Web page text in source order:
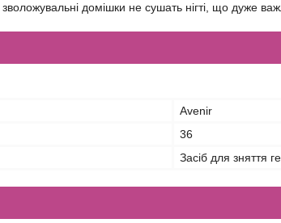
зволожувальні домішки не сушать нігті, що дуже
Avenir
36
Засіб для зняття